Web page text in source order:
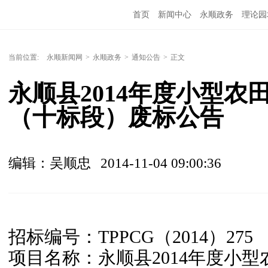
首页 新闻中心 永顺政务 理论
当前位置: 永顺新闻网 > 永顺政务 > 通知公告 > 正文
永顺县2014年度小型农
（十标段）废标公告
编辑：吴顺忠 2014-11-04 09:00:36
招标编号 ：TPPCG（2014）275
项目名称： 永顺县2014年度小